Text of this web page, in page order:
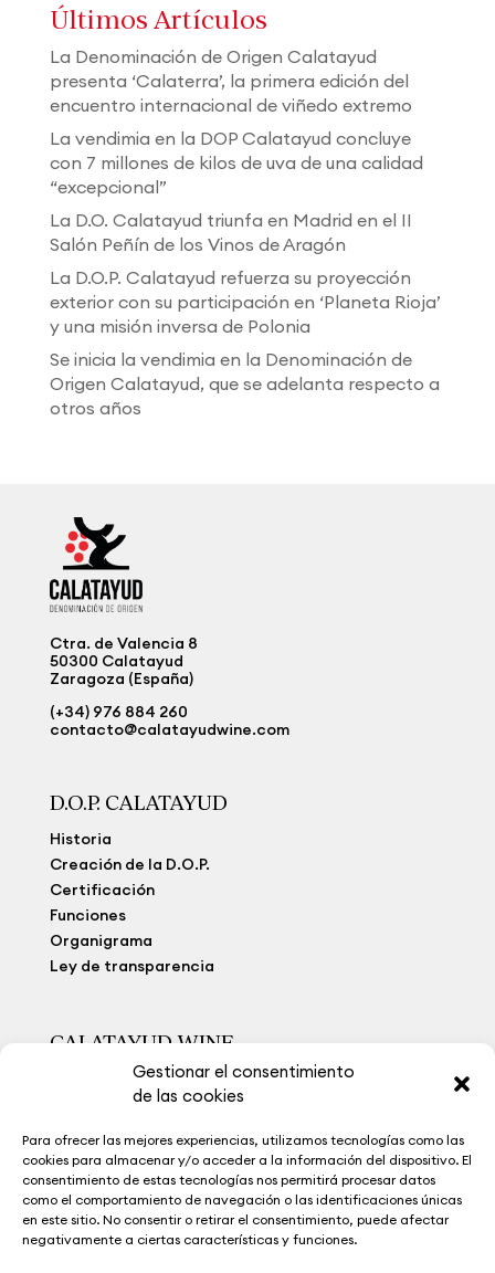
Gestionar el consentimiento
de las cookies
Para ofrecer las mejores experiencias, utilizamos tecnologías como las
cookies para almacenar y/o acceder a la información del dispositivo. El
consentimiento de estas tecnologías nos permitirá procesar datos
como el comportamiento de navegación o las identificaciones únicas
en este sitio. No consentir o retirar el consentimiento, puede afectar
negativamente a ciertas características y funciones.
Últimos Artículos
La Denominación de Origen Calatayud
presenta ‘Calaterra’, la primera edición del
encuentro internacional de viñedo extremo
La vendimia en la DOP Calatayud concluye
con 7 millones de kilos de uva de una calidad
“excepcional”
La D.O. Calatayud triunfa en Madrid en el II
Salón Peñín de los Vinos de Aragón
La D.O.P. Calatayud refuerza su proyección
exterior con su participación en ‘Planeta Rioja’
y una misión inversa de Polonia
Se inicia la vendimia en la Denominación de
Origen Calatayud, que se adelanta respecto a
otros años
Ctra. de Valencia 8
50300 Calatayud
Zaragoza (España)
(+34) 976 884 260
contacto@calatayudwine.com
D.O.P. CALATAYUD
Historia
Creación de la D.O.P.
Certificación
Funciones
Organigrama
Ley de transparencia
CALATAYUD WINE
Viñedo Extremo
La Ruta del Vino
Museo del Vino
Noticias
Contacto